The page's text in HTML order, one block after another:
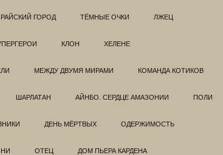
РАЙСКИЙ ГОРОД ТЁМНЫЕ ОЧКИ ЛЖЕЦ
КЛОН ХЕЛЕНЕ
МЕЖДУ ДВУМЯ МИРАМИ КОМАНДА КОТИКОВ
ШАРЛАТАН АЙНБО. СЕРДЦЕ АМАЗОНИИ ПОЛИ
ДЕНЬ МЁРТВЫХ ОДЕРЖИМОСТЬ
ОТЕЦ ДОМ ПЬЕРА КАРДЕНА